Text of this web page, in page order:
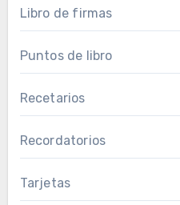
Libro de firmas
Puntos de libro
Recetarios
Recordatorios
Tarjetas